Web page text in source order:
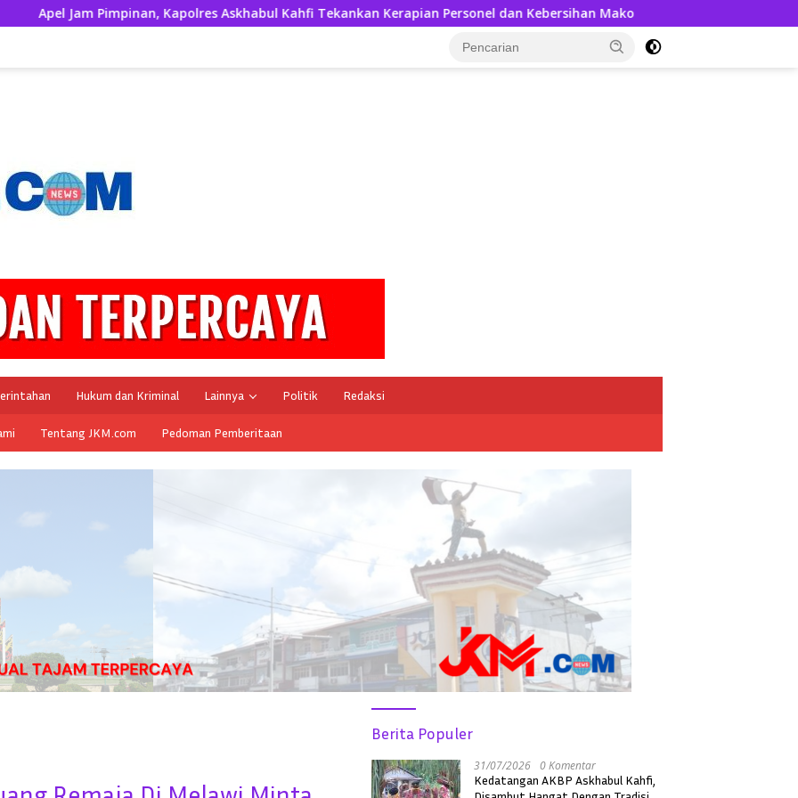
Kapolres Askhabul Kahfi Tekankan Kerapian Personel dan Kebersihan Mako Kedatangan AKBP Askhabul Kahfi,
Hukum dan Kriminal Lainnya Politik Redaksi
Tentang JKM.com Pedoman Pemberitaan
Berita Populer
31/07/2026
0 Komentar
Kedatangan AKBP Askhabul Kahfi,